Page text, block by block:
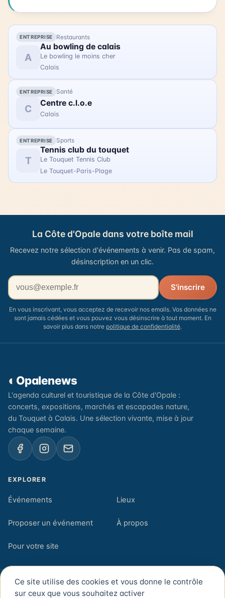
processionnels. La bénédiction est ensuite suivie
d'une procession des bateaux dans le chenal.
L'occasion est également prise pour ouvrir la
Maison de la Mer, permettant aux visiteurs de
découvrir ce lieu. La bénédiction de la mer est un
la communauté de Grand-Fort-Philippe.
ENTREPRISE Restaurants
A
Au bowling de calais
Le bowling le moins cher
Calais
ENTREPRISE Santé
C Centre c.l.o.e
Calais
ENTREPRISE Sports
T
Tennis club du touquet
Le Touquet Tennis Club
Le Touquet-Paris-Plage
La Côte d'Opale dans votre boîte mail
Recevez notre sélection d'événements à venir. Pas de spam,
désinscription en un clic.
Votre adresse email
S'inscrire
En vous inscrivant, vous acceptez de recevoir nos emails. Vos données ne
sont jamais cédées et vous pouvez vous désinscrire à tout moment. En
savoir plus dans notre politique de confidentialité.
◐ Opalenews
L'agenda culturel et touristique de la Côte d'Opale :
concerts, expositions, marchés et escapades nature,
du Touquet à Calais. Une sélection vivante, mise à jour
chaque semaine.
EXPLORER
Événements Lieux
Proposer un événement À propos
Pour votre site
© 2026 Opalenews — Côte d'Opale, Pas-de-Calais
Ce site utilise des cookies et vous donne le contrôle
sur ceux que vous souhaitez activer